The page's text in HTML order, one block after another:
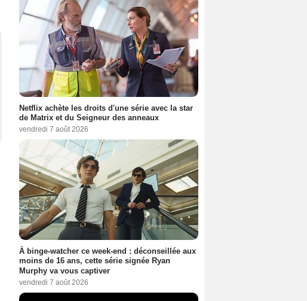
Netflix achète les droits d'une série avec la star
de Matrix et du Seigneur des anneaux
vendredi 7 août 2026
À binge-watcher ce week-end : déconseillée aux
moins de 16 ans, cette série signée Ryan
Murphy va vous captiver
vendredi 7 août 2026